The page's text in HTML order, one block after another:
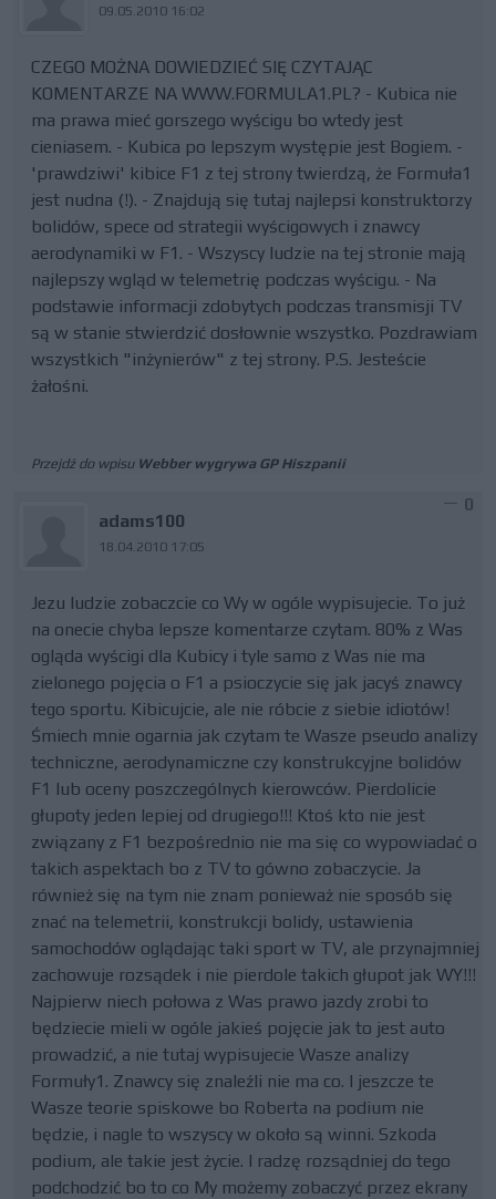
09.05.2010 16:02
CZEGO MOŻNA DOWIEDZIEĆ SIĘ CZYTAJĄC
KOMENTARZE NA WWW.FORMULA1.PL? - Kubica nie
ma prawa mieć gorszego wyścigu bo wtedy jest
cieniasem. - Kubica po lepszym występie jest Bogiem. -
'prawdziwi' kibice F1 z tej strony twierdzą, że Formuła1
jest nudna (!). - Znajdują się tutaj najlepsi konstruktorzy
bolidów, spece od strategii wyścigowych i znawcy
aerodynamiki w F1. - Wszyscy ludzie na tej stronie mają
najlepszy wgląd w telemetrię podczas wyścigu. - Na
podstawie informacji zdobytych podczas transmisji TV
są w stanie stwierdzić dosłownie wszystko. Pozdrawiam
wszystkich "inżynierów" z tej strony. P.S. Jesteście
żałośni.
Przejdź do wpisu Webber wygrywa GP Hiszpanii
adams100
18.04.2010 17:05
0
Jezu ludzie zobaczcie co Wy w ogóle wypisujecie. To już
na onecie chyba lepsze komentarze czytam. 80% z Was
ogląda wyścigi dla Kubicy i tyle samo z Was nie ma
zielonego pojęcia o F1 a psioczycie się jak jacyś znawcy
tego sportu. Kibicujcie, ale nie róbcie z siebie idiotów!
Śmiech mnie ogarnia jak czytam te Wasze pseudo analizy
techniczne, aerodynamiczne czy konstrukcyjne bolidów
F1 lub oceny poszczególnych kierowców. Pierdolicie
głupoty jeden lepiej od drugiego!!! Ktoś kto nie jest
związany z F1 bezpośrednio nie ma się co wypowiadać o
takich aspektach bo z TV to gówno zobaczycie. Ja
również się na tym nie znam ponieważ nie sposób się
znać na telemetrii, konstrukcji bolidy, ustawienia
samochodów oglądając taki sport w TV, ale przynajmniej
zachowuje rozsądek i nie pierdole takich głupot jak WY!!!
Najpierw niech połowa z Was prawo jazdy zrobi to
będziecie mieli w ogóle jakieś pojęcie jak to jest auto
prowadzić, a nie tutaj wypisujecie Wasze analizy
Formuły1. Znawcy się znaleźli nie ma co. I jeszcze te
Wasze teorie spiskowe bo Roberta na podium nie
będzie, i nagle to wszyscy w około są winni. Szkoda
podium, ale takie jest życie. I radzę rozsądniej do tego
podchodzić bo to co My możemy zobaczyć przez ekrany